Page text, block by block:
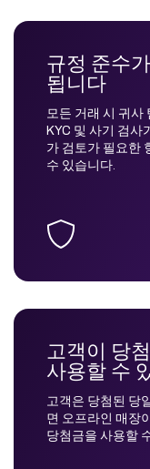
규정 준수
됩니다
모든 거래 시 귀사
KYC 및 사기 검사
가 검토가 필요한
수 있습니다.
고객이 당
사용할 수
고객은 당첨된 당
면 오프라인 매장
당첨금을 사용할